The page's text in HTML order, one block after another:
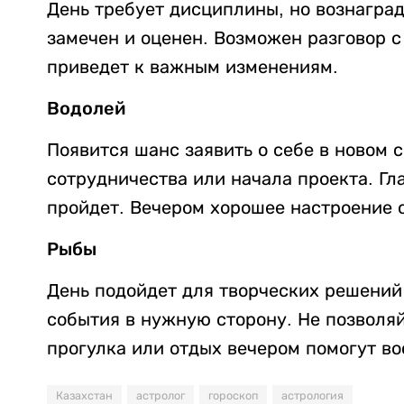
День требует дисциплины, но
замечен и оценен. Возможен разговор
приведет к важным изменениям.
Водолей
Появится шанс заявить о себе в новом
сотрудничества или начала проекта.
пройдет. Вечером хорошее настроение
Рыбы
День подойдет для творческих
события в нужную сторону. Не
прогулка или отдых вечером помогут
Казахстан астролог гороскоп астрология